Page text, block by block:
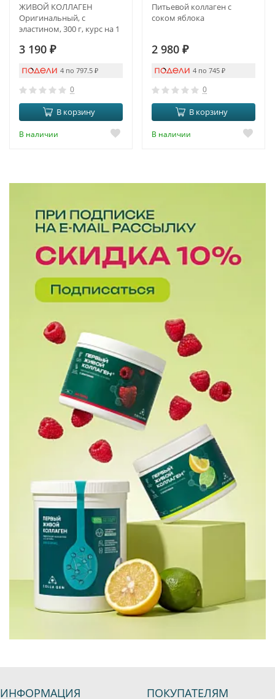
ЖИВОЙ КОЛЛАГЕН
Оригинальный, с
эластином, 300 г, курс на 1
3 190 ₽
4 по 797.5 ₽
0
В корзину
В наличии
Питьевой коллаген с
соком яблока
2 980 ₽
4 по 745 ₽
0
В корзину
В наличии
ИНФОРМАЦИЯ ПОКУПАТЕЛЯМ